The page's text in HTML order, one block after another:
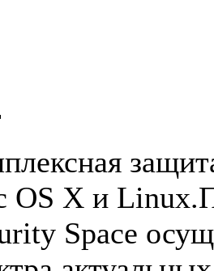
OS X и
Space